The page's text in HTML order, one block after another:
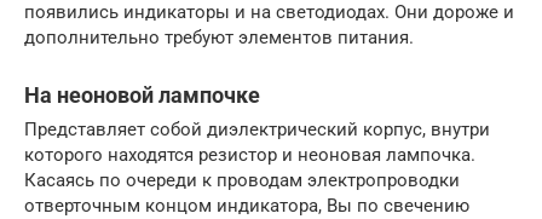
появились индикаторы и на светодиодах. Они дороже и
дополнительно требуют элементов питания.
На неоновой лампочке
Представляет собой диэлектрический корпус, внутри
которого находятся резистор и неоновая лампочка.
Касаясь по очереди к проводам электропроводки
отверточным концом индикатора, Вы по свечению